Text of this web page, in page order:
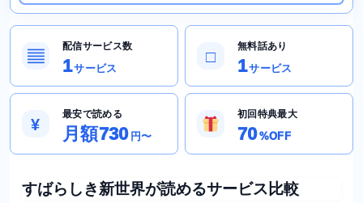
▤
配信サービス数
1サービス
□
無料話あり
1サービス
¥
最安で読める
月額730 円〜
初回特典最大
70%OFF
すばらしき新世界が読めるサービス比較